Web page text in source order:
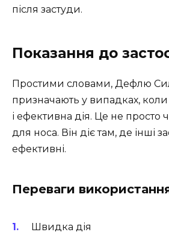
після застуди.
Показання до
Простими словами, Дефлю
призначають у випадках,
і ефективна дія. Це не просто
для носа. Він діє там, де інші
ефективні.
Переваги
Швидка дія